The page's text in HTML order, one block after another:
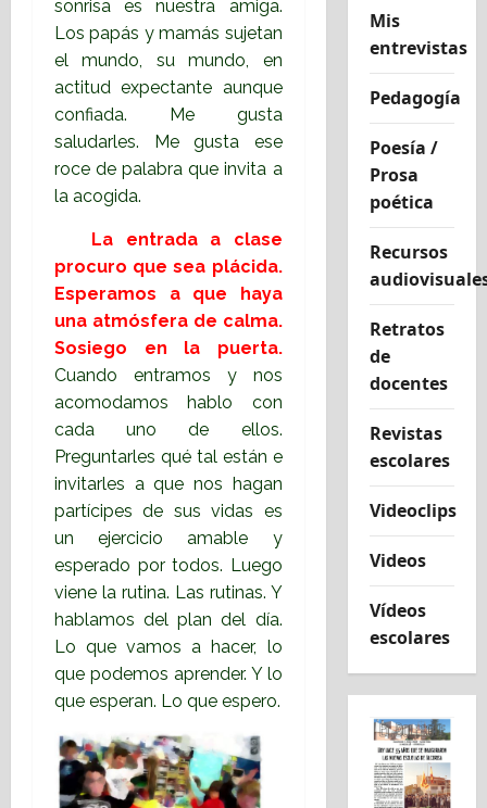
sonrisa es nuestra amiga.
Los papás y mamás sujetan
el mundo, su mundo, en
actitud expectante aunque
confiada. Me gusta
saludarles. Me gusta ese
roce de palabra que invita a
la acogida.
La entrada a clase
procuro que sea plácida.
Esperamos a que haya
una atmósfera de calma.
Sosiego en la puerta.
Cuando entramos y nos
acomodamos hablo con
cada uno de ellos.
Preguntarles qué tal están e
invitarles a que nos hagan
partícipes de sus vidas es
un ejercicio amable y
esperado por todos. Luego
viene la rutina. Las rutinas. Y
hablamos del plan del día.
Lo que vamos a hacer, lo
que podemos aprender. Y lo
que esperan. Lo que espero.
Mis
entrevistas
Pedagogía
Poesía /
Prosa
poética
Recursos
Retratos
de
docentes
Revistas
escolares
Videoclips
Videos
Vídeos
escolares